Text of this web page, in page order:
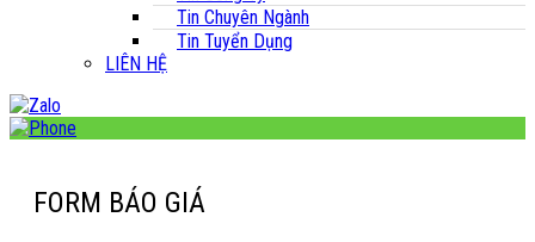
Tin Chuyên Ngành
Tin Tuyển Dụng
LIÊN HỆ
FORM BÁO GIÁ